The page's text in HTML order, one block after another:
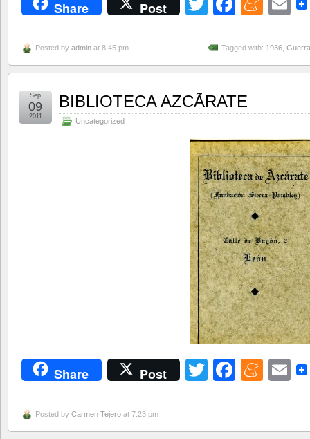
Share Post
Posted by admin at 8:45 pm Tagged with: 1936,
BIBLIOTECA AZCÃRATE
Uncategorized
Sep
09
2011
Share Post Twitter
Posted by Carmen Tejero at 7:23 pm